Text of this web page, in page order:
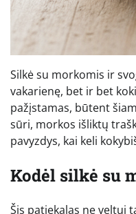
Silkė su morkomis ir
vakarienę, bet ir bet
pažįstamas, būtent
sūri, morkos išliktų
pavyzdys, kai keli
Kodėl silkė su
Šis patiekalas ne veltui